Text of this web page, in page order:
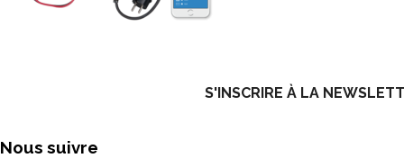
S'INSCRIRE À LA
Nous suivre